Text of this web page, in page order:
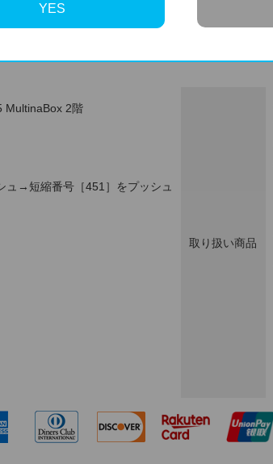
MultinaBox 2階
→短縮番号［451］をプッシュ
取り扱い商品
YES